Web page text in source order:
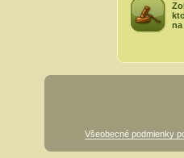
na
Všeobecné podmienky